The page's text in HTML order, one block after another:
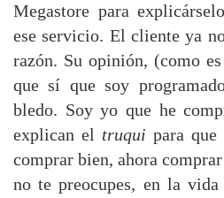
Megastore para
ese servicio. El cliente ya
razón. Su opinión, (como
que sí que soy
bledo. Soy yo que he
explican el truqui para que
comprar bien, ahora
no te preocupes, en la